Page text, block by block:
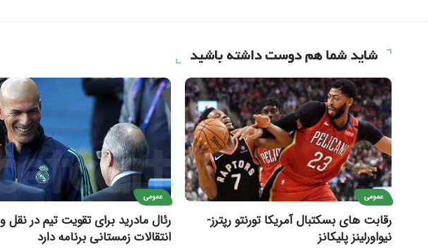
شاید شما هم دوست داشته باشید
عمومی
رقابت های بسکتبال آمریکا تورنتو رپترز-
نیواورلینز پلیکانز
عمومی
رئال مادرید برای تقویت تیم در نقل و
انتقالات زمستانی برنامه دارد